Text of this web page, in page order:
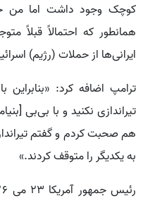
کوچک وجود داشت اما من
همانطور که احتمالاً قبلاً
ایرانی‌ها از حملات (رژیم)
ترامپ اضافه کرد:
تیراندازی نکنید و با بی‌بی
هم صحبت کردم و گفتم
به یکدیگر را متوقف کردند.»